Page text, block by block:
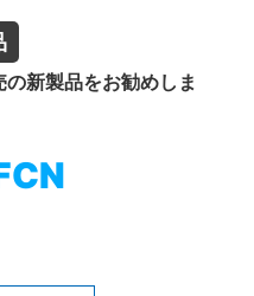
新製品をお勧めしま